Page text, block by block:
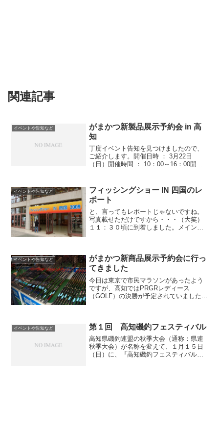
関連記事
イベントや告知など
がまかつ新製品展示予約会 in 高
知
丁度イベント告知を見つけましたので、
ご紹介します。開催日時 ： 3月22日
（日）開催時間 ： 10：00～16：00開催
福田眞也 / 西森一廣 / 北村憲一...
イベントや告知など
フィッシングショー IN 四国のレ
ポート
と、言ってもレポートじゃないですね。
写真載せただけですから・・・（大笑）
１１：３０頃に到着しました。メイン駐
はありませんでした。フィッ...
イベントや告知など
がまかつ新商品展示予約会に行っ
てきました
今日は東京で市民マラソンがあったよう
ですが、高知ではPRGRレディース
（GOLF）の決勝が予定されていました
１５分程度ですけどね。（...
イベントや告知など 第１回 高知磯釣フェスティバル
高知県磯釣連盟の秋季大会（通称：県連
秋季大会）が名称を変えて、１月１５日
（日）に、『高知磯釣フェスティバル』